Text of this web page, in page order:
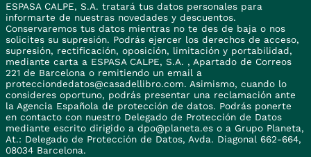
ESPASA CALPE, S.A. tratará tus datos personales para
informarte de nuestras novedades y descuentos.
Conservaremos tus datos mientras no te des de baja o nos
solicites su supresión. Podrás ejercer los derechos de acceso,
supresión, rectificación, oposición, limitación y portabilidad,
mediante carta a ESPASA CALPE, S.A. , Apartado de Correos
221 de Barcelona o remitiendo un email a
protecciondedatos@casadellibro.com. Asimismo, cuando lo
consideres oportuno, podrás presentar una reclamación ante
la Agencia Española de protección de datos. Podrás ponerte
en contacto con nuestro Delegado de Protección de Datos
mediante escrito dirigido a dpo@planeta.es o a Grupo Planeta,
At.: Delegado de Protección de Datos, Avda. Diagonal 662-664,
08034 Barcelona.